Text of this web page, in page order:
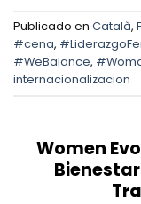
Publicado en Català,
#cena,
#WeBalance,
internacionalizacion
Women